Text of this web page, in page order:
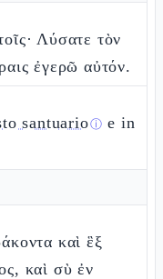
Λύσατε τὸν
ἐγερῶ αὐτόν.
santuarioⓘ e in
καὶ ἓξ
καὶ σὺ ἐν